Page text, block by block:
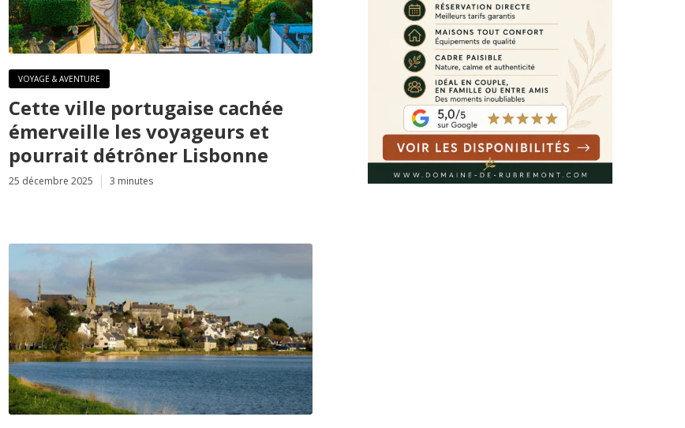
VOYAGE & AVENTURE
Cette ville portugaise cachée
émerveille les voyageurs et
pourrait détrôner Lisbonne
25 décembre 2025 3 minutes